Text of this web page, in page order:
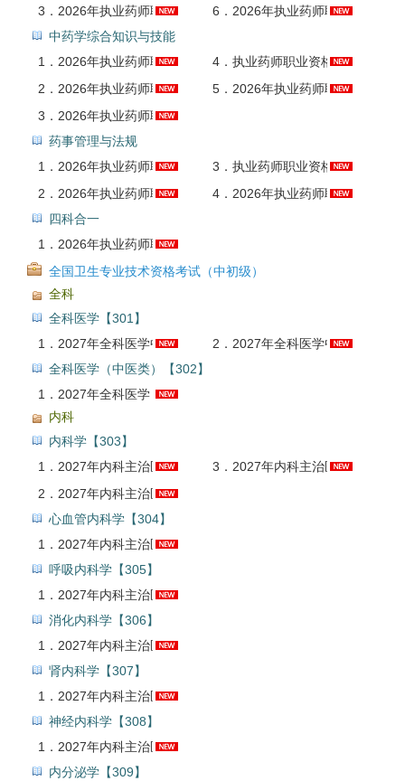
3． 2026年执业药师职业资格考试《中药学专业知识（二）》题库【历年真题＋章节题库＋模拟试题】AI讲解 6． 2026年执业药师职业资格考试《中药学专业知识（二）》考前冲刺卷AI讲解
中药学综合知识与技能
1． 2026年执业药师职业资格考试《中药学综合知识与技能》课程精讲班 4． 执业药师职业资格考试《中药学综合知识与技能》历年真题AI讲解
2． 2026年执业药师职业资格考试《中药学综合知识与技能》全套资料【历年真题＋题库＋考前冲刺】 5． 2026年执业药师职业资格考试《中药学综合知识与技能》考前冲刺卷AI讲解
3． 2026年执业药师职业资格考试《中药学综合知识与技能》题库【历年真题＋章节题库＋模拟试题】AI讲解
药事管理与法规
1． 2026年执业药师职业资格考试《药事管理与法规》全套资料【历年真题＋题库＋考前冲刺】 3． 执业药师职业资格考试《药事管理与法规》历年真题AI讲解
2． 2026年执业药师职业资格考试《药事管理与法规》题库【历年真题＋章节题库＋模拟试题】AI讲解 4． 2026年执业药师职业资格考试《药事管理与法规》考前冲刺卷AI讲解
四科合一
1． 2026年执业药师职业资格考试（中药学四科合一）题库【历年真题＋章节题库＋模拟试题】AI讲解
全国卫生专业技术资格考试（中初级）
全科
全科医学【301】
1． 2027年全科医学中级职称考点精讲班 2． 2027年全科医学中级职称考试题库【章节题库＋模拟试题】AI讲解
全科医学（中医类）【302】
1． 2027年全科医学（中医类）中级职称考试题库【真题精选＋章节题库＋模拟试题＋冲刺试卷】AI讲解
内科
内科学【303】
1． 2027年内科主治医师（内科学）考点精讲班 3． 2027年内科主治医师（内科学）考试题库【历年真题＋章节题库＋模拟试题＋冲刺试卷】AI讲解
2． 2027年内科主治医师（内科学）考试经典易错题精讲班
心血管内科学【304】
1． 2027年内科主治医师（心血管内科学）考试题库【真题精选＋章节题库＋模拟试题＋冲刺试卷】AI讲解
呼吸内科学【305】
1． 2027年内科主治医师（呼吸内科学）考试题库【真题精选＋章节题库＋模拟试题＋冲刺试卷】AI讲解
消化内科学【306】
1． 2027年内科主治医师（消化内科学）考试题库【真题精选＋章节题库＋模拟试题＋冲刺试卷】AI讲解
肾内科学【307】
1． 2027年内科主治医师（肾内科学）考试题库【真题精选＋章节题库＋模拟试题＋冲刺试卷】AI讲解
神经内科学【308】
1． 2027年内科主治医师（神经内科学）考试题库【真题精选＋章节题库＋模拟试题＋冲刺试卷】AI讲解
内分泌学【309】